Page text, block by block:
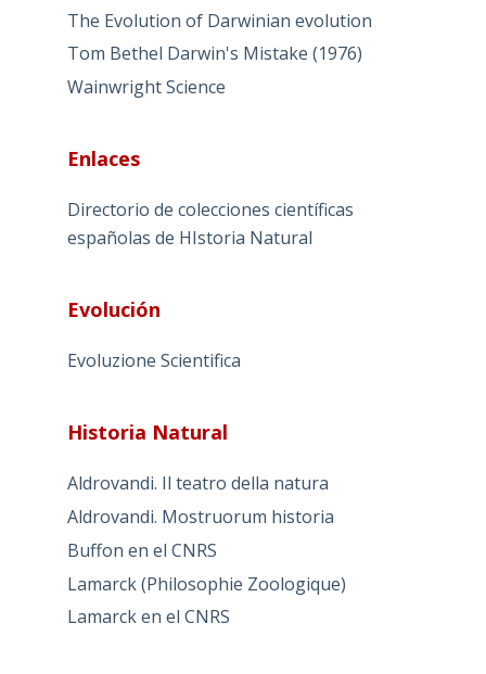
The Evolution of Darwinian evolution
Tom Bethel Darwin's Mistake (1976)
Wainwright Science
Enlaces
Directorio de colecciones científicas
españolas de HIstoria Natural
Evolución
Evoluzione Scientifica
Historia Natural
Aldrovandi. Il teatro della natura
Aldrovandi. Mostruorum historia
Buffon en el CNRS
Lamarck (Philosophie Zoologique)
Lamarck en el CNRS